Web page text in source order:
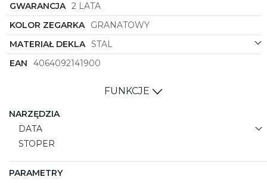
GWARANCJA 2 LATA
KOLOR ZEGARKA GRANATOWY
MATERIAŁ DEKLA STAL
EAN
4064092141900
FUNKCJE
NARZĘDZIA
DATA
STOPER
PARAMETRY